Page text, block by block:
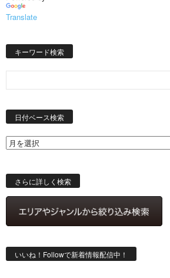
Translate
キーワード検索
日付ベース検索
さらに詳しく検索
いいね！Followで新着情報配信中！